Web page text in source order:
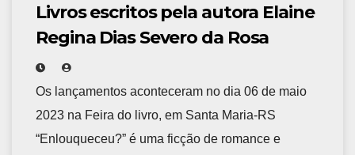
Livros escritos pela autora Elaine
Regina Dias Severo da Rosa
Os lançamentos aconteceram no dia 06 de maio
2023 na Feira do livro, em Santa Maria-RS
“Enlouqueceu?” é uma ficção de romance e